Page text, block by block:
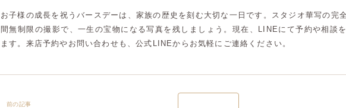
お子様の成長を祝うバースデーは、家族の歴史を刻む大切な一日です。スタジオ華写の完
間無制限の撮影で、一生の宝物になる写真を残しましょう。現在、LINEにて予約や相談
ます。来店予約やお問い合わせも、公式LINEからお気軽にご連絡ください。
前の記事